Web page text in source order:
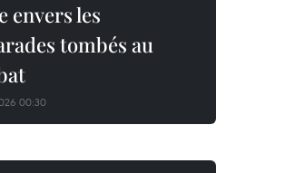
envers les
tombés au
00:30